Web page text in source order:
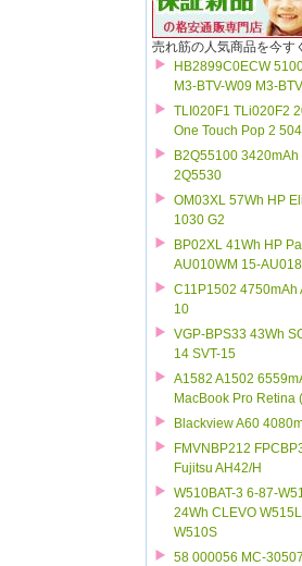
売れ筋の人気商品を今す
HB2899C0ECW
M3-BTV-W09 M3-
TLI020F1 TLi020F2
One Touch Pop 2
B2Q55100
2Q5530
OM03XL 57Wh HP
1030 G2
BP02XL 41Wh HP
AU010WM 15-
C11P1502 4750mAh
10
VGP-BPS33 43Wh
14 SVT-15
A1582 A1502
MacBook Pro Retina
Blackview A60
FMVNBP212
Fujitsu AH42/H
W510BAT-3 6-87-
24Wh CLEVO
W510S
58 000056 MC-